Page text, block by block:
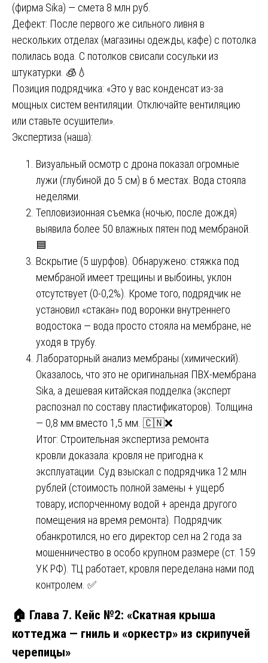
(фирма Sika) — смета 8 млн руб.
Дефект: После первого же сильного ливня в
нескольких отделах (магазины одежды, кафе) с потолка
полилась вода. С потолков свисали сосульки из
штукатурки. 🧊💧
Позиция подрядчика: «Это у вас конденсат из-за
мощных систем вентиляции. Отключайте вентиляцию
или ставьте осушители».
Экспертиза (наша):
Визуальный осмотр с дрона показал огромные
лужи (глубиной до 5 см) в 6 местах. Вода стояла
неделями.
Тепловизионная съемка (ночью, после дождя)
выявила более 50 влажных пятен под мембраной.
🟦
Вскрытие (5 шурфов). Обнаружено: стяжка под
мембраной имеет трещины и выбоины, уклон
отсутствует (0-0,2%). Кроме того, подрядчик не
установил «стакан» под воронки внутреннего
водостока — вода просто стояла на мембране, не
уходя в трубу.
Лабораторный анализ мембраны (химический).
Оказалось, что это не оригинальная ПВХ-мембрана
Sika, а дешевая китайская подделка (эксперт
распознал по составу пластификаторов). Толщина
— 0,8 мм вместо 1,5 мм. 🇨🇳❌
Итог: Строительная экспертиза ремонта
кровли доказала: кровля не пригодна к
эксплуатации. Суд взыскал с подрядчика 12 млн
рублей (стоимость полной замены + ущерб
товару, испорченному водой + аренда другого
помещения на время ремонта). Подрядчик
обанкротился, но его директор сел на 2 года за
мошенничество в особо крупном размере (ст. 159
УК РФ). ТЦ работает, кровля переделана нами под
контролем. ✅
🏠 Глава 7. Кейс №2: «Скатная крыша
коттеджа — гниль и «оркестр» из скрипучей
черепицы»